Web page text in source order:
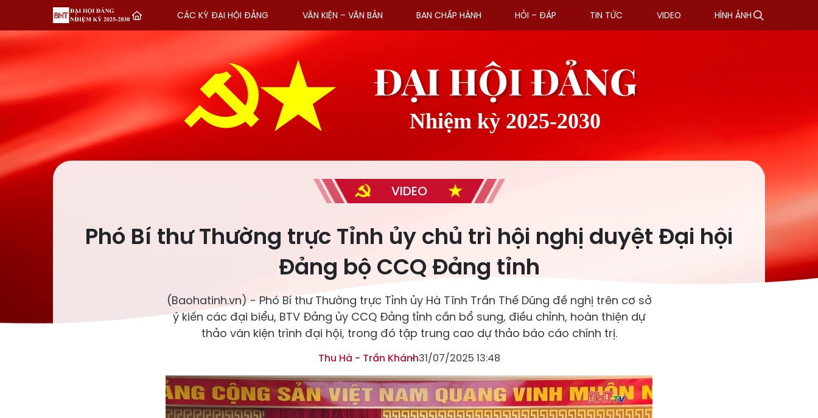
CÁC KỲ ĐẠI HỘI ĐẢNG VĂN KIỆN – VĂN BẢN BAN CHẤP HÀNH HỎI – ĐÁP TIN TỨC VIDEO HÌNH ẢNH
ĐẠI HỘI ĐẢNG
Nhiệm kỳ 2025-2030
VIDEO
Phó Bí thư Thường trực Tỉnh ủy chủ trì hội nghị duyệt Đại hội
Đảng bộ CCQ Đảng tỉnh
(Baohatinh.vn) - Phó Bí thư Thường trực Tỉnh ủy Hà Tĩnh Trần Thế Dũng đề nghị trên cơ sở
ý kiến các đại biểu, BTV Đảng ủy CCQ Đảng tỉnh cần bổ sung, điều chỉnh, hoàn thiện dự
thảo văn kiện trình đại hội, trong đó tập trung cao dự thảo báo cáo chính trị.
Thu Hà - Trần Khánh31/07/2025 13:48